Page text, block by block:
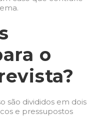
o
são divididos em dois
e pressupostos